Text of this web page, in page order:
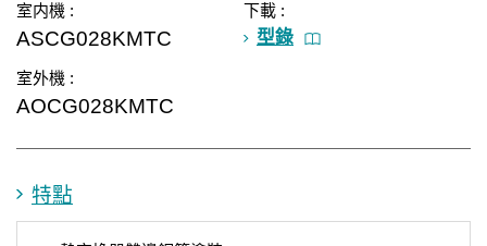
室内機 :
ASCG028KMTC
室外機 :
AOCG028KMTC
下載 :
型錄
特點